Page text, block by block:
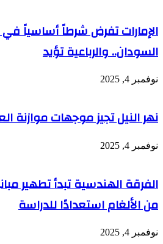
الإمارات تفرض شرطاً أساسياً
السودان.. والرباعية تؤيد
نوفمبر 4, 2025
نهر النيل تجيز موجهات موازنة العام
نوفمبر 4, 2025
الفرقة الهندسية تبدأ تطهير
من الألغام استعدادًا للدراسة
نوفمبر 4, 2025